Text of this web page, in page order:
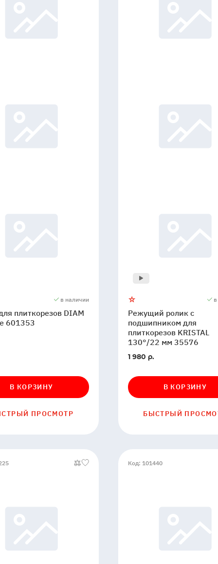
в наличии
плиткорезов DIAM
601353
В КОРЗИНУ
ПРОСМОТР
Режущий ролик с
подшипником для
плиткорезов KRISTAL
130°/22 мм 35576
В
1 980 р.
В КОРЗИНУ
БЫСТРЫЙ
Код: 101440